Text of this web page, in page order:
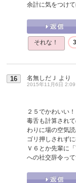
余計に気をつけ
それな！
16 名無しだＪ より
2015年11月6日
２５でかわいい
毒舌も計算され
わりに場の空気
ゴリ押しされず
Ｖ６とか先輩に
への社交辞令って